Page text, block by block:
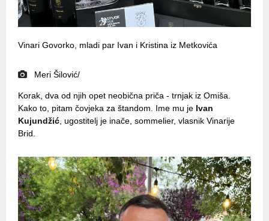
Vinari Govorko, mladi par Ivan i Kristina iz Metkovića
Meri Šilović/
Korak, dva od njih opet neobična priča - trnjak iz Omiša.
Kako to, pitam čovjeka za štandom. Ime mu je Ivan
Kujundžić , ugostitelj je inače, sommelier, vlasnik Vinarije
Brid.